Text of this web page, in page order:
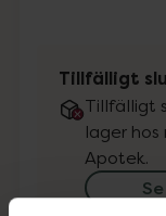
Tillfälligt
Tillfälligt
lager hos
Apotek.